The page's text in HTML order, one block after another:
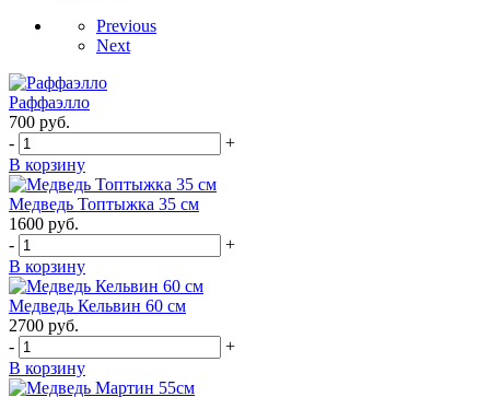
Previous
Next
Раффаэлло
700 руб.
-
+
В корзину
Медведь Топтыжка 35 см
1600 руб.
-
+
В корзину
Медведь Кельвин 60 см
2700 руб.
-
+
В корзину